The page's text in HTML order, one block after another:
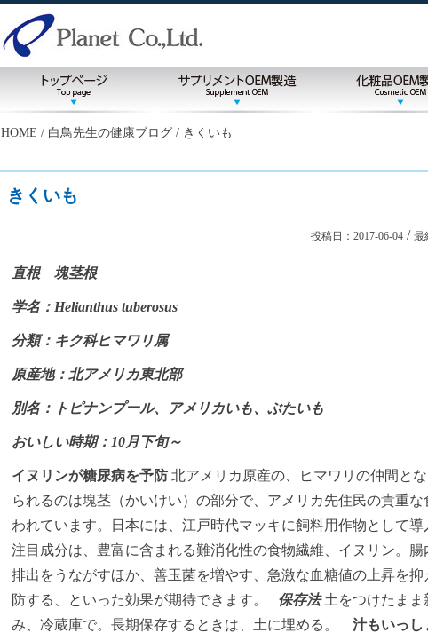
HOME / 白鳥先生の健康ブログ / きくいも
きくいも
投稿日： 2017-06-04 / 最
直根 塊茎根
学名：Helianthus tuberosus
分類：キク科ヒマワリ属
原産地：北アメリカ東北部
別名：トピナンプール、アメリカいも、ぶたいも
おいしい時期：10月下旬～
イヌリンが糖尿病を予防 北アメリカ原産の、ヒマワリの仲間と
られるのは塊茎（かいけい）の部分で、アメリカ先住民の貴重な
われています。日本には、江戸時代マッキに飼料用作物として導
注目成分は、豊富に含まれる難消化性の食物繊維、イヌリン。
排出をうながすほか、善玉菌を増やす、急激な血糖値の上昇を抑
防する、といった効果が期待できます。 保存法土をつけたまま
み、冷蔵庫で。長期保存するときは、土に埋める。 汁もいっし